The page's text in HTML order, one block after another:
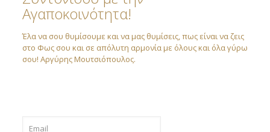
Αγαποκοινότητα!
Έλα να σου θυμίσουμε και να μας θυμίσεις, πως είναι να ζεις
στο Φως σου και σε απόλυτη αρμονία με όλους και όλα γύρω
σου! Αργύρης Μουτσιόπουλος.